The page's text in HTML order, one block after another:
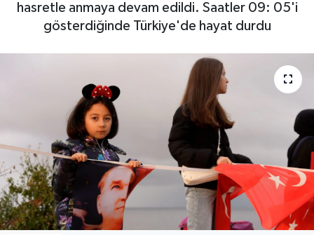
hasretle anmaya devam edildi. Saatler 09: 05'i
gösterdiğinde Türkiye'de hayat durdu